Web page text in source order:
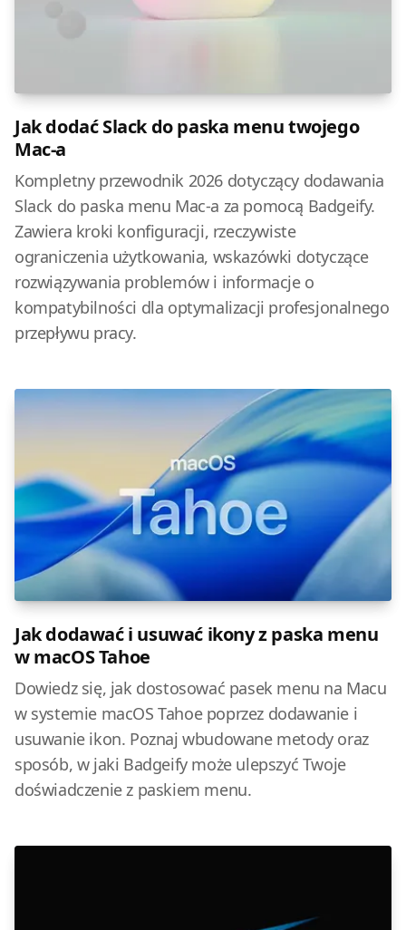
Jak dodać Slack do paska menu twojego
Mac-a
Kompletny przewodnik 2026 dotyczący dodawania
Slack do paska menu Mac-a za pomocą Badgeify.
Zawiera kroki konfiguracji, rzeczywiste
ograniczenia użytkowania, wskazówki dotyczące
rozwiązywania problemów i informacje o
kompatybilności dla optymalizacji profesjonalnego
przepływu pracy.
Jak dodawać i usuwać ikony z paska menu
w macOS Tahoe
Dowiedz się, jak dostosować pasek menu na Macu
w systemie macOS Tahoe poprzez dodawanie i
usuwanie ikon. Poznaj wbudowane metody oraz
sposób, w jaki Badgeify może ulepszyć Twoje
doświadczenie z paskiem menu.